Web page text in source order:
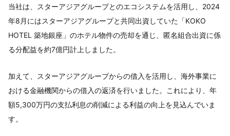
当社は、スターアジアグループとのエコシステムを活用し、2024
年8月にはスターアジアグループと共同出資していた「KOKO
HOTEL 築地銀座」のホテル物件の売却を通じ、匿名組合出資に係
る分配益を約7億円計上しました。
加えて、スターアジアグループからの借入を活用し、海外事業に
おける金融機関からの借入の返済を行いました。これにより、年
額5,300万円の支払利息の削減による利益の向上を見込んでいま
す。